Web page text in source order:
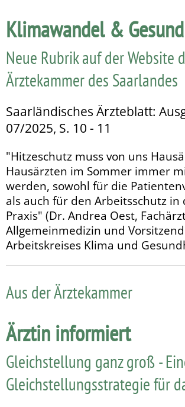
Klimawandel &
Neue Rubrik auf der Website
Ärztekammer des Saarlandes
Saarländisches Ärzteblatt:
07/2025, S. 10 - 11
"Hitzeschutz muss von uns
Hausärzten im Sommer immer
werden, sowohl für die
als auch für den Arbeitsschutz in
Praxis" (Dr. Andrea Oest,
Allgemeinmedizin und
Arbeitskreises Klima und
Aus der Ärztekammer
Ärztin informiert
Gleichstellung ganz groß -
Gleichstellungsstrategie für